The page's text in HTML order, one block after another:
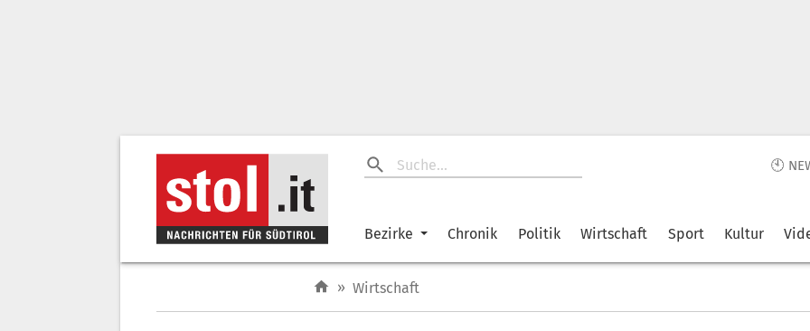
🕙
Bezirke Chronik Politik Wirtschaft Sport Kultur
» Wirtschaft